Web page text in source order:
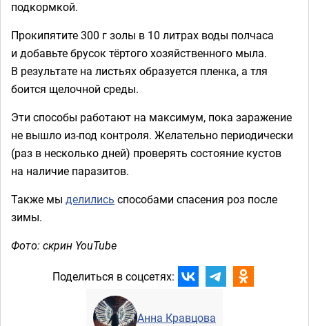
подкормкой.
Прокипятите 300 г золы в 10 литрах воды полчаса
и добавьте брусок тёртого хозяйственного мыла.
В результате на листьях образуется пленка, а тля
боится щелочной среды.
Эти способы работают на максимум, пока заражение
не вышло из-под контроля. Желательно периодически
(раз в несколько дней) проверять состояние кустов
на наличие паразитов.
Также мы делились способами спасения роз после
зимы.
Фото: скрин YouTube
Поделиться в соцсетях:
Анна Кравцова